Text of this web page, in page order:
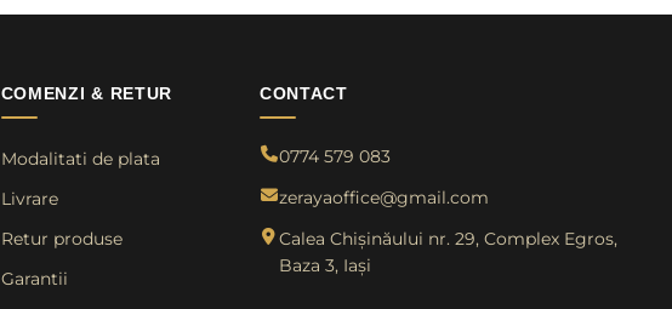
COMENZI & RETUR
Modalitati de plata
Livrare
Retur produse
Garantii
CONTACT
0774 579 083
zerayaoffice@gmail.com
Calea Chișinăului nr. 29, Complex Egros,
Baza 3, Iași